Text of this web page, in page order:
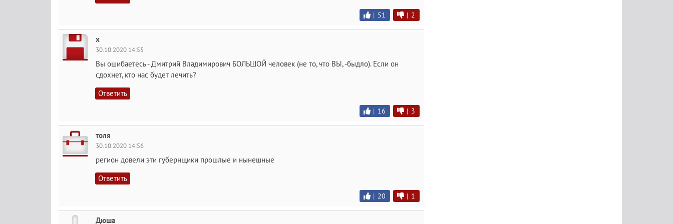
| 51 | 2
х
30.10.2020 14:55
Вы ошибаетесь - Дмитрий Владимирович БОЛЬШОЙ человек (не то, что ВЫ, -быдло). Если он
сдохнет, кто нас будет лечить?
Ответить
| 16 | 3
толя
30.10.2020 14:56
регион довели эти губернщики прошлые и нынешные
Ответить
| 20 | 1
Дюша